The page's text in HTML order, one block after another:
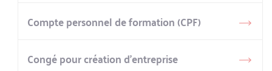
Compte personnel de formation (CPF)
Congé pour création d’entreprise